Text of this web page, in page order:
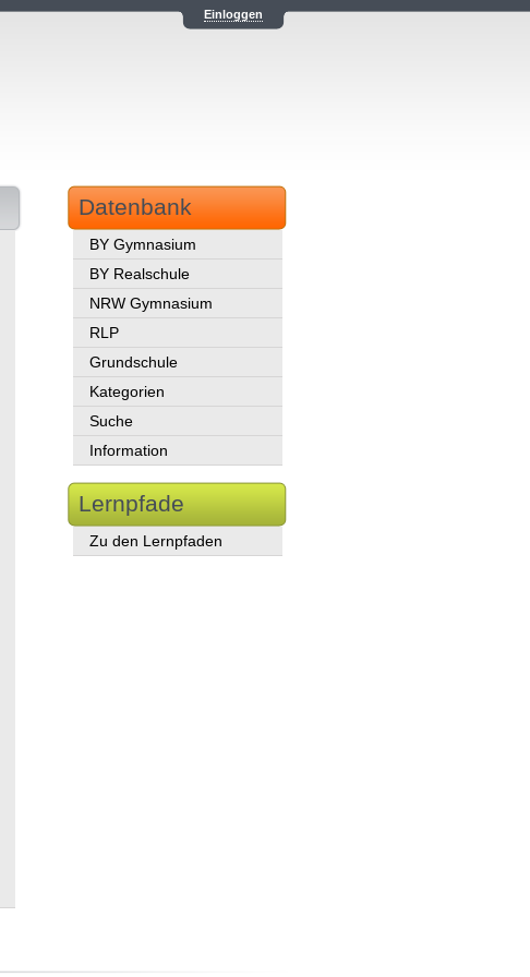
Einloggen
Datenbank
BY Gymnasium
BY Realschule
NRW Gymnasium
RLP
Grundschule
Kategorien
Suche
Information
Lernpfade
Zu den Lernpfaden